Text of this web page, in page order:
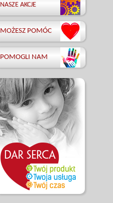
NASZE AKCJE
MOŻESZ POMÓC
POMOGLI NAM